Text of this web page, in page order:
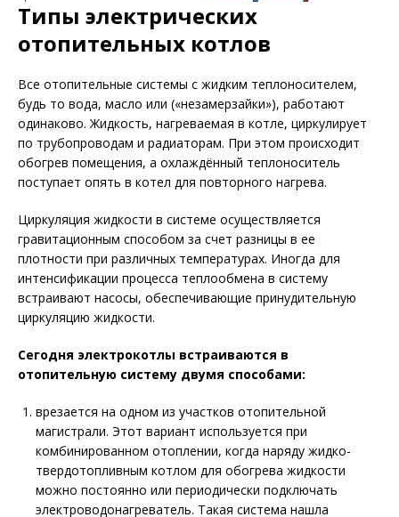
Типы электрических
отопительных котлов
Все отопительные системы с жидким теплоносителем,
будь то вода, масло или («незамерзайки»), работают
одинаково. Жидкость, нагреваемая в котле, циркулирует
по трубопроводам и радиаторам. При этом происходит
обогрев помещения, а охлаждённый теплоноситель
поступает опять в котел для повторного нагрева.
Циркуляция жидкости в системе осуществляется
гравитационным способом за счет разницы в ее
плотности при различных температурах. Иногда для
интенсификации процесса теплообмена в систему
встраивают насосы, обеспечивающие принудительную
циркуляцию жидкости.
Сегодня электрокотлы встраиваются в
отопительную систему двумя способами:
врезается на одном из участков отопительной
магистрали. Этот вариант используется при
комбинированном отоплении, когда наряду жидко-
твердотопливным котлом для обогрева жидкости
можно постоянно или периодически подключать
электроводонагреватель. Такая система нашла